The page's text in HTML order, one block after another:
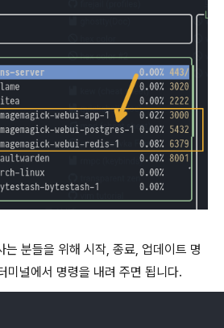
분들을 위해 시작, 종료, 업데이트 명
미널에서 명령을 내려 주면 됩니다.